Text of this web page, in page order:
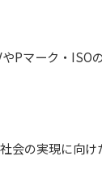
Pマーク・
の実現に向け